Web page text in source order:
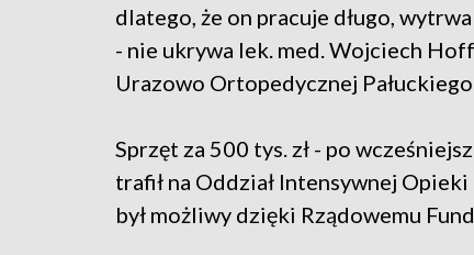
dlatego, że on pracuje długo,
- nie ukrywa lek. med. Wojciech
Urazowo Ortopedycznej
Sprzęt za 500 tys. zł - po
trafił na Oddział Intensywnej
był możliwy dzięki Rządowemu